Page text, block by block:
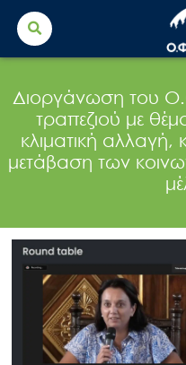
Search
for:
Διοργάνωση του
τραπεζιού με
κλιματική αλλαγή,
μετάβαση των